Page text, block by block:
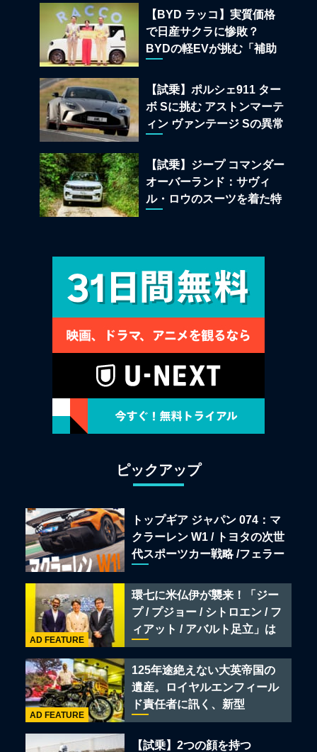
【BYD ラッコ】実質価格
で日産サクラに惨敗？
BYDの軽EVが挑む「補助
界
【試乗】ポルシェ911 ター
ボ Sに挑む アストンマーテ
ィン ヴァンテージ Sの異常
狂気
【試乗】ジープ コマンダー
オーバーランド：サヴィ
ル・ロウのスーツを着た特
ピックアップ
トップギア ジャパン 074：マ
クラーレン W1 / トヨタの次世
代スポーツカー戦略 /フェラー
リオ /ベントレー スーパース
ポーツ
環七に米仏伊が襲来！「ジー
プ / プジョー / シトロエン / フ
ィアット / アバルト足立」は
クルマのセレクトショップで
ある
AD FEATURE
125年途絶えない大英帝国の
遺産。ロイヤルエンフィール
ド責任者に訊く、新型
「BULLET 650」と“時間の
質”を愛する理由
AD FEATURE
【試乗】2つの顔を持つ